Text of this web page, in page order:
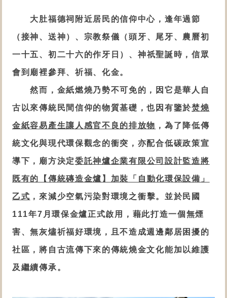
大肚福德祠附近居民的信仰中心，逢年過節
（接神、送神）、宗教祭儀（頭牙、尾牙、農曆初
一十五、初二十六的作牙日） 、神祇聖誕時，信眾
會到廟裡參拜、祈福、 化金。
然而，金紙燃燒乃勢不可免的，因它是華人自
古以來傳統民間信仰的物質基礎，也因有鑒於焚燒
金紙容易產生讓人感官不良的排放物 ，為了降低傳
統文化與現代環保觀念的衝突，亦配合低碳政策宣
導下， 廟方決定委託神爐企業有限公司設計監造將
既有的【 傳統磚造金爐 】加裝「自動化環保設備 」
乙式 ， 來減少空氣污染對環境之衝擊。並於民國
111年7月環保金爐正式啟用，藉此打造一個無煙
害、無灰燼祈福好環境，且不造成週邊鄰居困擾的
社區，將自古流傳下來的傳統燒金文化能加以維護
及繼續傳承。